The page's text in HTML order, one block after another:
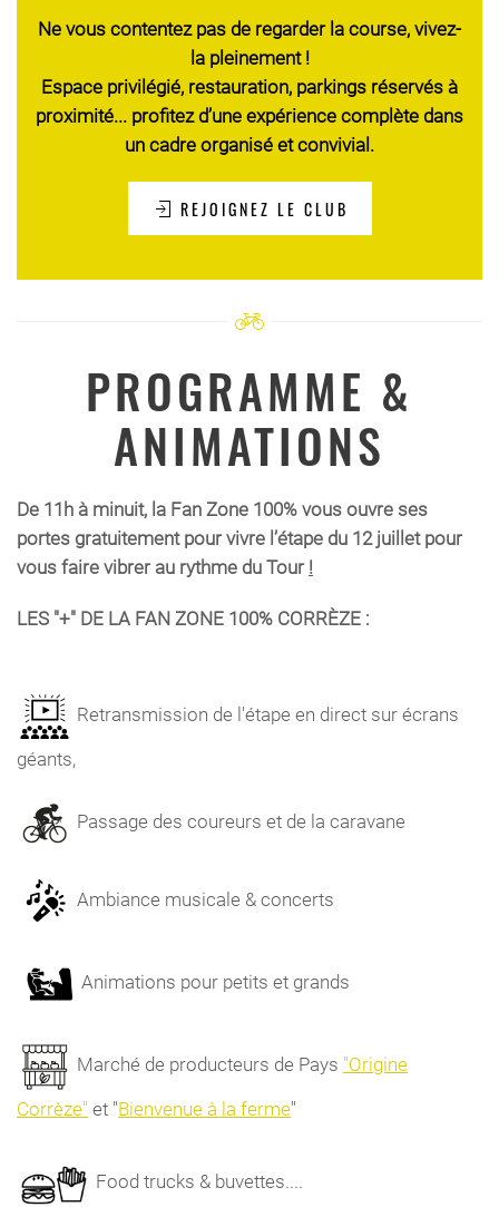
Ne vous contentez pas de regarder la course, vivez-
la pleinement !
Espace privilégié, restauration, parkings réservés à
proximité... profitez d’une expérience complète dans
un cadre organisé et convivial.
REJOIGNEZ LE CLUB
PROGRAMME &
ANIMATIONS
De 11h à minuit, la Fan Zone 100% vous ouvre ses
portes gratuitement pour vivre l’étape du 12 juillet pour
vous faire vibrer au rythme du Tour !
LES "+" DE LA FAN ZONE 100% CORRÈZE :
Retransmission de l'étape en direct sur écrans
géants,
Passage des coureurs et de la caravane
Ambiance musicale & concerts
Animations pour petits et grands
Marché de producteurs de Pays "Origine
Corrèze" et "Bienvenue à la ferme"
Food trucks & buvettes....